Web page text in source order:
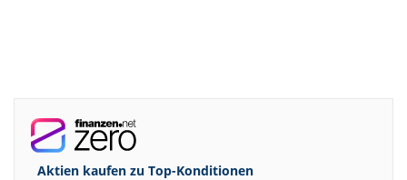
Aktien kaufen zu Top-Konditionen